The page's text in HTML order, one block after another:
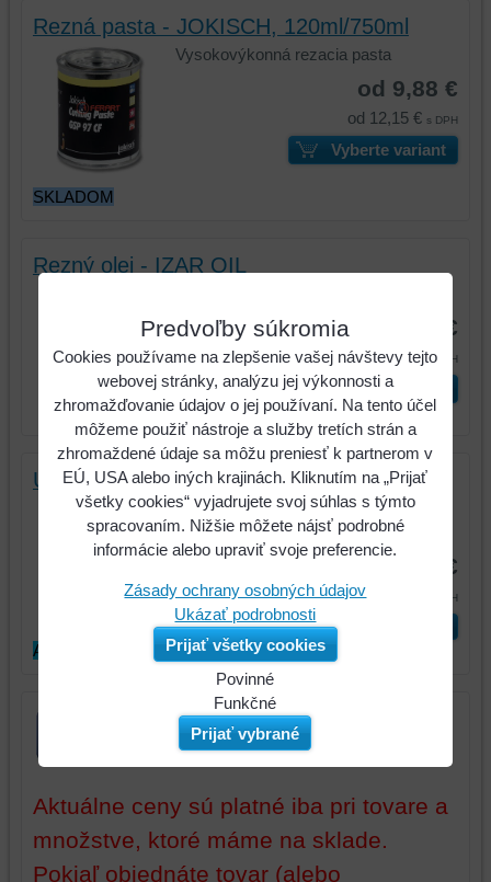
Rezná pasta - JOKISCH, 120ml/750ml
Vysokovýkonná rezacia pasta
od 9,88 €
od 12,15 € s DPH
Vyberte variant
SKLADOM
Rezný olej - IZAR OIL
od 8,20 €
od 10,09 €s DPH
Vyberte variant
Univerzálne mazivo WD40 sprej 400ml
Univerzálne viacúčelové mazivo,
aktívne odstraňuje vlhkosť,...
6,55 €
s DPH
ks
Vložiť do košíka
AKCIA
Aktuálne ceny sú platné iba pri tovare a
množstve, ktoré máme na sklade.
Pokiaľ objednáte tovar (alebo
Predvoľby súkromia
Cookies používame na zlepšenie vašej návštevy tejto
webovej stránky, analýzu jej výkonnosti a
zhromažďovanie údajov o jej používaní. Na tento účel
môžeme použiť nástroje a služby tretích strán a
zhromaždené údaje sa môžu preniesť k partnerom v
EÚ, USA alebo iných krajinách. Kliknutím na „Prijať
všetky cookies“ vyjadrujete svoj súhlas s týmto
spracovaním. Nižšie môžete nájsť podrobné
informácie alebo upraviť svoje preferencie.
Zásady ochrany osobných údajov
Ukázať podrobnosti
Prijať všetky cookies
Povinné
údaje
vašom
zariadení
Funkčné
na
zariadení
(súbory
Prijať vybrané